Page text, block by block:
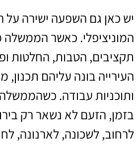
יש כאן גם השפעה ישירה על
המוניציפלי. כאשר הממשלה
תקציבים, הטבות, החלטות
העירייה בונה עליהם תכנון,
ותוכניות עבודה.
בזמן, הזעם לא נשאר רק
לרחוב, לשכונה, לארנונה,